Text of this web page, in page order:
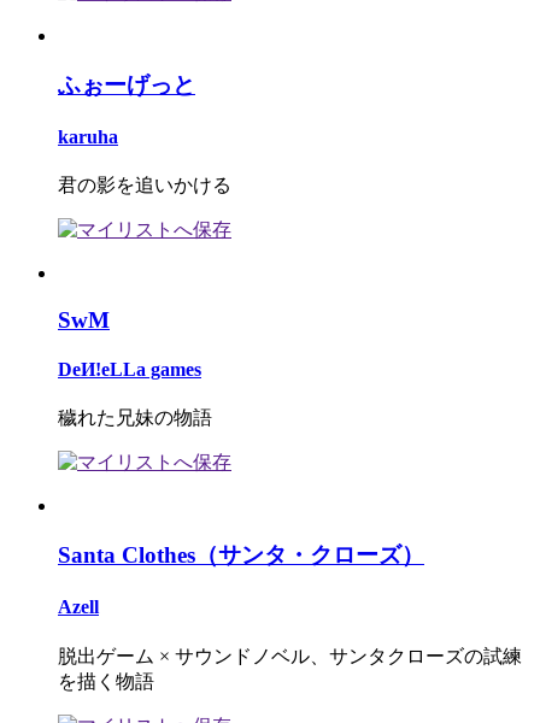
ふぉーげっと
karuha
君の影を追いかける
SwM
DeИ!eLLa games
穢れた兄妹の物語
Santa Clothes（サンタ・クローズ）
Azell
脱出ゲーム × サウンドノベル、サンタクローズの試練
を描く物語